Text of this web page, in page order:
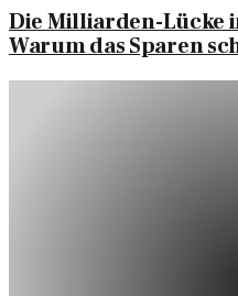
Die Milliarden-Lücke
Warum das Sparen